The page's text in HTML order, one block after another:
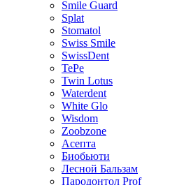
Smile Guard
Splat
Stomatol
Swiss Smile
SwissDent
TePe
Twin Lotus
Waterdent
White Glo
Wisdom
Zoobzone
Асепта
Биобьюти
Лесной Бальзам
Пародонтол Prof